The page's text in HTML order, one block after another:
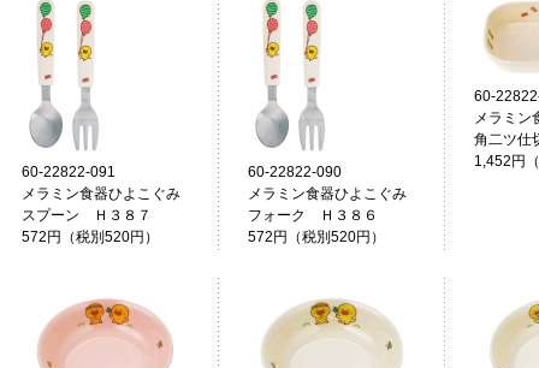
60-22822-091
メラミン食器ひよこぐみ
スプーン Ｈ３８７
572円（税別520円）
60-22822-090
メラミン食器ひよこぐみ
フォーク Ｈ３８６
572円（税別520円）
60-
メラミン
角二ツ仕
1,452円